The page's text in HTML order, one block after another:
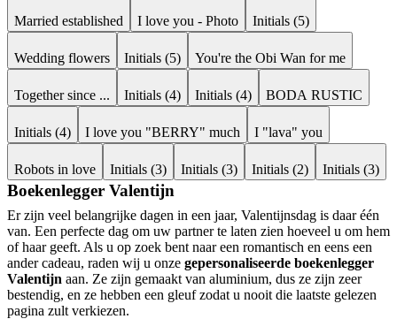
Married established I love you - Photo Initials (5)
Wedding flowers Initials (5) You're the Obi Wan for me
Together since ... Initials (4) Initials (4) BODA RUSTIC
Initials (4) I love you "BERRY" much I "lava" you
Robots in love Initials (3) Initials (3) Initials (2) Initials (3)
Boekenlegger Valentijn
Er zijn veel belangrijke dagen in een jaar, Valentijnsdag is daar één
van. Een perfecte dag om uw partner te laten zien hoeveel u om hem
of haar geeft. Als u op zoek bent naar een romantisch en eens een
ander cadeau, raden wij u onze gepersonaliseerde boekenlegger
Valentijn aan. Ze zijn gemaakt van aluminium, dus ze zijn zeer
bestendig, en ze hebben een gleuf zodat u nooit die laatste gelezen
pagina zult verkiezen.